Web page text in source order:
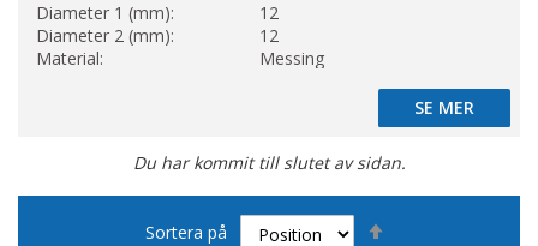
Diameter 1 (mm):
12
Diameter 2 (mm):
12
Material:
Messing
SE MER
SE MER
Du har kommit till slutet av sidan.
Sortera på